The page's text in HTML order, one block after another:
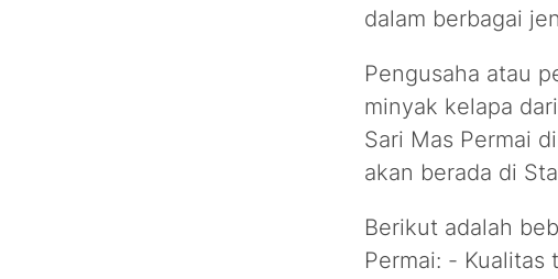
dalam berbagai
Pengusaha atau
minyak kelapa
Sari Mas Permai
akan berada di
Berikut adalah
Permai: -